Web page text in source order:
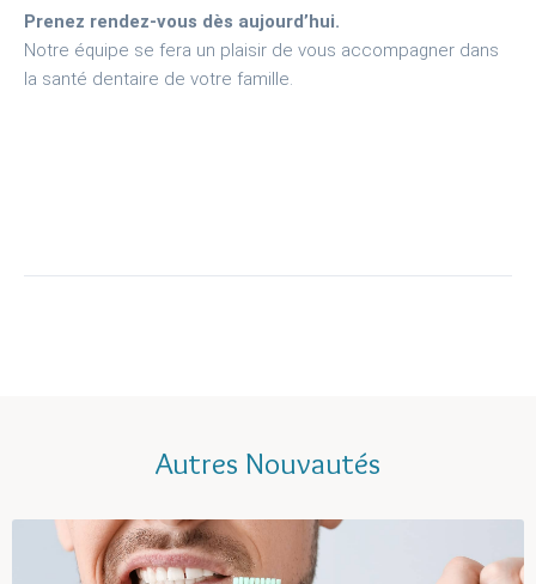
Prenez rendez-vous dès aujourd’hui.
Notre équipe se fera un plaisir de vous accompagner dans
la santé dentaire de votre famille.
Autres Nouvautés